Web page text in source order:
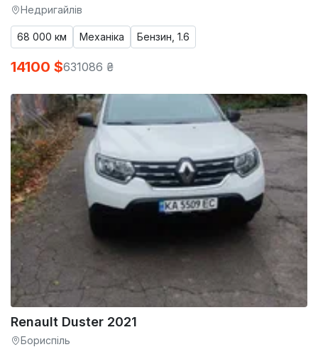
Недригайлів
68 000 км Механіка Бензин, 1.6
14100 $631086 ₴
Renault Duster 2021
Бориспіль